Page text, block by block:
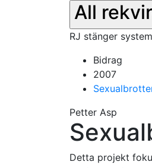
All
RJ stänger
Bidrag
2007
Petter Asp
Detta projekt